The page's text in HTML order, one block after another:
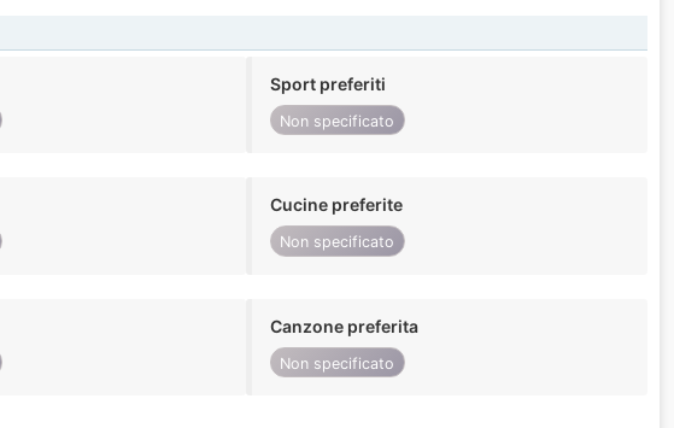
Sport preferiti
Non specificato
Cucine preferite
Non specificato
Canzone preferita
Non specificato